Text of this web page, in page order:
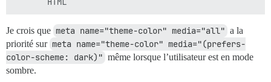
Je crois que meta name="theme-color" media="all" a la
priorité sur meta name="theme-color" media="(prefers-
color-scheme: dark)" même lorsque l’utilisateur est en mode
sombre.